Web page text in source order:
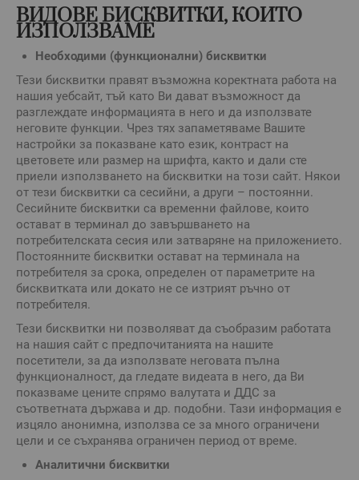
ВИДОВЕ БИСКВИТКИ, КОИТО
ИЗПОЛЗВАМЕ
Необходими (функционални) бисквитки
Тези бисквитки правят възможна коректната работа на
нашия уебсайт, тъй като Ви дават възможност да
разглеждате информацията в него и да използвате
неговите функции. Чрез тях запаметяваме Вашите
настройки за показване като език, контраст на
цветовете или размер на шрифта, както и дали сте
приели използването на бисквитки на този сайт. Някои
от тези бисквитки са сесийни, а други – постоянни.
Сесийните бисквитки са временни файлове, които
остават в терминал до завършването на
потребителската сесия или затваряне на приложението.
Постоянните бисквитки остават на терминала на
потребителя за срока, определен от параметрите на
бисквитката или докато не се изтрият ръчно от
потребителя.
Тези бисквитки ни позволяват да съобразим работата
на нашия сайт с предпочитанията на нашите
посетители, за да използвате неговата пълна
функционалност, да гледате видеата в него, да Ви
показваме цените спрямо валутата и ДДС за
съответната държава и др. подобни. Тази информация е
изцяло анонимна, използва се за много ограничени
цели и се съхранява ограничен период от време.
Аналитични бисквитки